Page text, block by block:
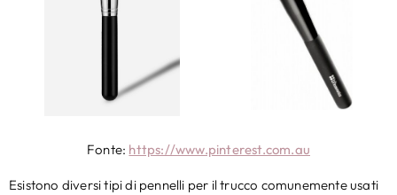
Fonte: https://www.pinterest.com.au
Esistono diversi tipi di pennelli per il trucco comunemente usati